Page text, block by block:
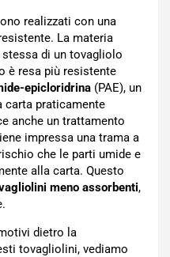
realizzati con una
La materia
di un tovagliolo
è resa più resistente
epicloridrina (PAE), un
carta praticamente
anche un trattamento
impressa una trama a
che le parti umide e
alla carta. Questo
meno assorbenti,
dietro la
tovagliolini, vediamo